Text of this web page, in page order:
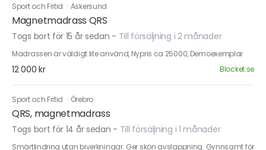
Sport och Fritid · Askersund
Magnetmadrass QRS
Togs bort för 15 år sedan - Till försäljning i 2 månader
Madrassen är väldigt lite använd, Nypris ca 25000, Demoexemplar
12 000 kr Blocket.se
Sport och Fritid · Örebro
QRS, magnetmadrass
Togs bort för 14 år sedan - Till försäljning i 1 månader
Smärtlindring utan biverkningar. Ger skön avslappning. Gynnsamt för